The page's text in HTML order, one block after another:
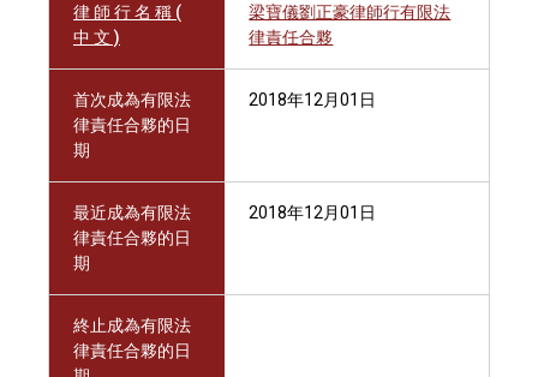
律 師 行 名 稱 (
中 文 )
梁寶儀劉正豪律師行有限法
律責任合夥
首次成為有限法
律責任合夥的日
期
2018年12月01日
最近成為有限法
律責任合夥的日
期
2018年12月01日
終止成為有限法
律責任合夥的日